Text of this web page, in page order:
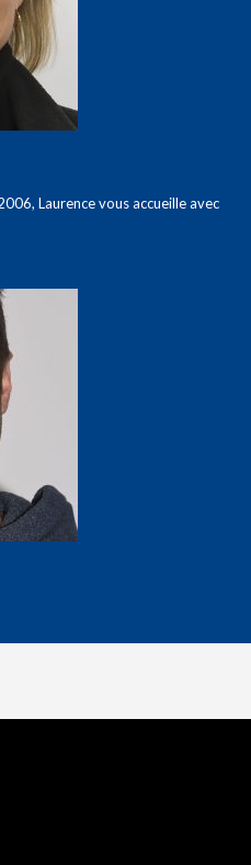
Laurence vous accueille avec